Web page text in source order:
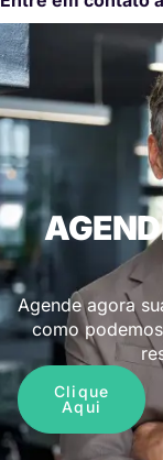
Agende agora
como
Clique
Aqui